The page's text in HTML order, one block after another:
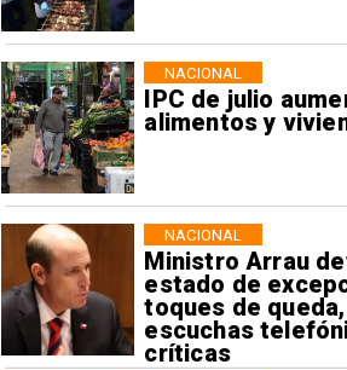
IPC de julio
alimentos y
NACIONAL
Ministro Arrau
estado de
toques de
escuchas
críticas
NACIONAL